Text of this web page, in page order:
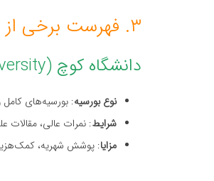
۳. فهرست برخی از دانشگاه‌های ترکیه با بورسیه‌های تحصیلی
دانشگاه کوچ (Koc University)
نوع بورسیه: بورسیه‌های
شرایط: نمرات عالی، مقالات
مزایا: پوشش شهریه،